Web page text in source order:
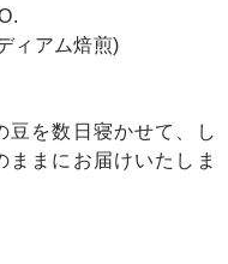
ィアム焙煎)
豆を数日寝かせて、し
ままにお届けいたしま